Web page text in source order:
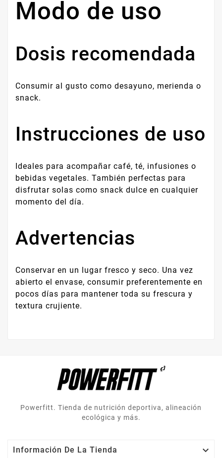
Modo de uso
Dosis recomendada
Consumir al gusto como desayuno, merienda o
snack.
Instrucciones de uso
Ideales para acompañar café, té, infusiones o
bebidas vegetales. También perfectas para
disfrutar solas como snack dulce en cualquier
momento del día.
Advertencias
Conservar en un lugar fresco y seco. Una vez
abierto el envase, consumir preferentemente en
pocos días para mantener toda su frescura y
textura crujiente.
Powerfitt. Tienda de nutrición deportiva, alineación
ecológica y más.
Información De La Tienda 